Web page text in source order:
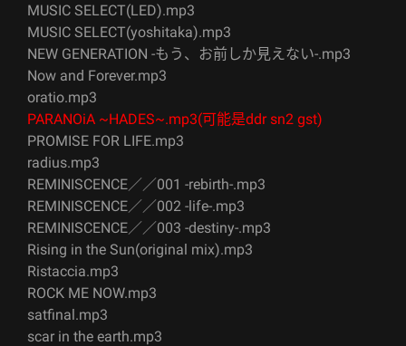
MUSIC SELECT(LED).mp3
MUSIC SELECT(yoshitaka).mp3
NEW GENERATION -もう、お前しか見えない-.mp3
Now and Forever.mp3
oratio.mp3
PARANOiA ~HADES~.mp3(可能是ddr sn2 gst)
PROMISE FOR LIFE.mp3
radius.mp3
REMINISCENCE／／001 -rebirth-.mp3
REMINISCENCE／／002 -life-.mp3
REMINISCENCE／／003 -destiny-.mp3
Rising in the Sun(original mix).mp3
Ristaccia.mp3
ROCK ME NOW.mp3
satfinal.mp3
scar in the earth.mp3